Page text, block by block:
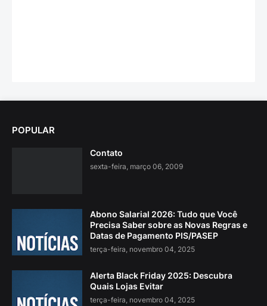
POPULAR
Contato
sexta-feira, março 06, 2009
Abono Salarial 2026: Tudo que Você
Precisa Saber sobre as Novas Regras e
Datas de Pagamento PIS/PASEP
terça-feira, novembro 04, 2025
Alerta Black Friday 2025: Descubra
Quais Lojas Evitar
terça-feira, novembro 04, 2025